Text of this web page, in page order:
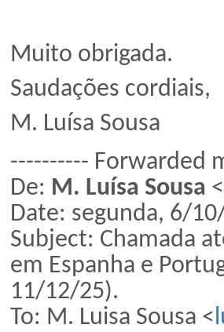
Muito obrigada.
Saudações cordiais,
M. Luísa Sousa
---------- Forwarded
De: M. Luísa Sousa <
Date: segunda, 6/
Subject: Chamada
em Espanha e
11/12/25).
To: M. Luisa Sousa <